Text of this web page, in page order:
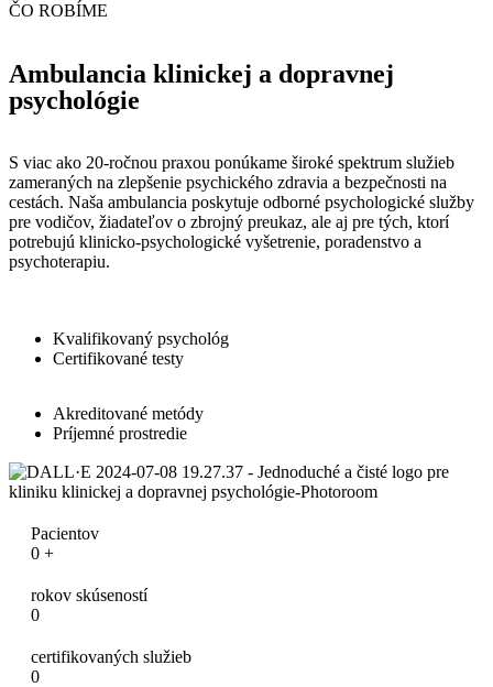
ČO ROBÍME
Ambulancia klinickej a dopravnej
psychológie
S viac ako 20-ročnou praxou ponúkame široké spektrum služieb
zameraných na zlepšenie psychického zdravia a bezpečnosti na
cestách. Naša ambulancia poskytuje odborné psychologické služby
pre vodičov, žiadateľov o zbrojný preukaz, ale aj pre tých, ktorí
potrebujú klinicko-psychologické vyšetrenie, poradenstvo a
psychoterapiu.
Kvalifikovaný psychológ
Certifikované testy
Akreditované metódy
Príjemné prostredie
Pacientov
0 +
rokov skúseností
0
certifikovaných služieb
0